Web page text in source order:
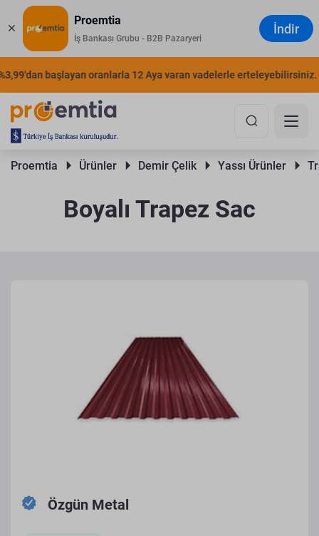
Proemtia
İş Bankası Grubu - B2B Pazaryeri
İndir
başlayan oranlarla 12 Aya varan vadelerle erteleyebilirsiniz.
Proemtia Ürünler Demir Çelik Yassı Ürünler
Boyalı Trapez Sac
Özgün Metal